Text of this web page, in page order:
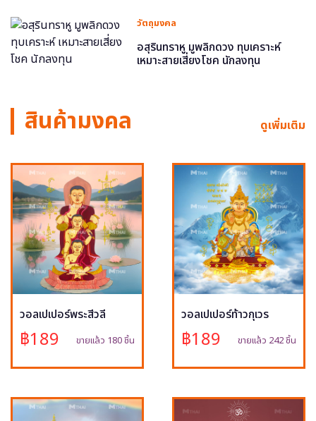
วัตถุมงคล
อสุรินทราหู มูพลิกดวง ทุบเคราะห์
เหมาะสายเสี่ยงโชค นักลงทุน
สินค้ามงคล ดูเพิ่มเติม
วอลเปเปอร์พระสีวลี
฿189 ขายแล้ว 180 ชิ้น
วอลเปเปอร์ท้าวกุเวร
฿189 ขายแล้ว 242 ชิ้น